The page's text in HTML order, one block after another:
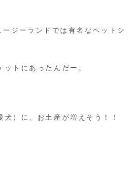
ジーランドでは有名なペットシ
トにあったんだー。
犬）に、お土産が増えそう！！